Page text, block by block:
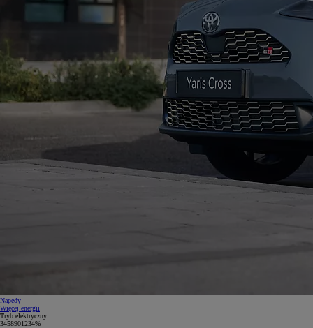
Napędy
Więcej energii
Tryb elektryczny
3458901234%